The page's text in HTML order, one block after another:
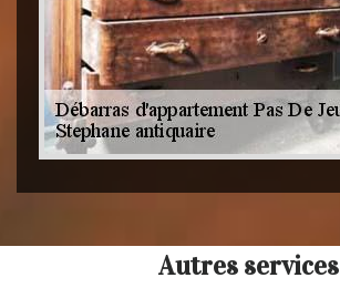
Autres services